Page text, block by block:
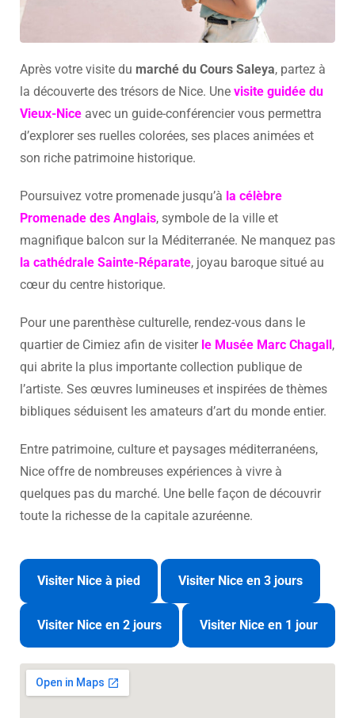
Après votre visite du marché du Cours Saleya, partez à
la découverte des trésors de Nice. Une visite guidée du
Vieux-Nice avec un guide-conférencier vous permettra
d’explorer ses ruelles colorées, ses places animées et
son riche patrimoine historique.
Poursuivez votre promenade jusqu’à la célèbre
Promenade des Anglais, symbole de la ville et
magnifique balcon sur la Méditerranée. Ne manquez pas
la cathédrale Sainte-Réparate, joyau baroque situé au
cœur du centre historique.
Pour une parenthèse culturelle, rendez-vous dans le
quartier de Cimiez afin de visiter le Musée Marc Chagall ,
qui abrite la plus importante collection publique de
l’artiste. Ses œuvres lumineuses et inspirées de thèmes
bibliques séduisent les amateurs d’art du monde entier.
Entre patrimoine, culture et paysages méditerranéens,
Nice offre de nombreuses expériences à vivre à
quelques pas du marché. Une belle façon de découvrir
toute la richesse de la capitale azuréenne.
Visiter Nice à pied Visiter Nice en 3 jours
Visiter Nice en 2 jours Visiter Nice en 1 jour